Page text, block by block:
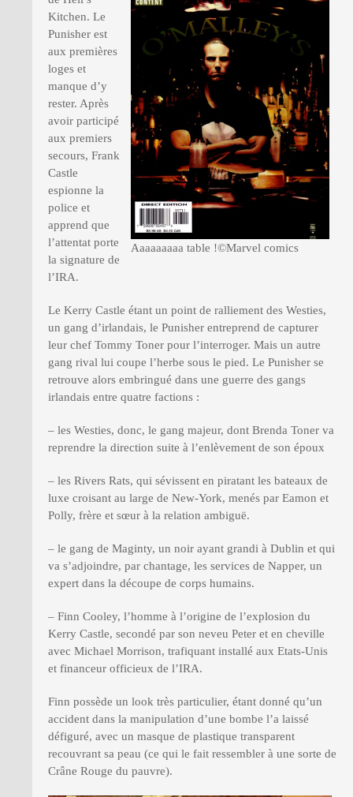
Aaaaaaaaa table !©Marvel comics
Kitchen. Le
Punisher est
aux premières
loges et
manque d’y
rester. Après
avoir participé
aux premiers
secours, Frank
Castle
espionne la
police et
apprend que
l’attentat porte
la signature de
l’IRA.
Le Kerry Castle étant un point de ralliement des Westies,
un gang d’irlandais, le Punisher entreprend de capturer
leur chef Tommy Toner pour l’interroger. Mais un autre
gang rival lui coupe l’herbe sous le pied. Le Punisher se
retrouve alors embringué dans une guerre des gangs
irlandais entre quatre factions :
– les Westies, donc, le gang majeur, dont Brenda Toner va
reprendre la direction suite à l’enlèvement de son époux
– les Rivers Rats, qui sévissent en piratant les bateaux de
luxe croisant au large de New-York, menés par Eamon et
Polly, frère et sœur à la relation ambiguë.
– le gang de Maginty, un noir ayant grandi à Dublin et qui
va s’adjoindre, par chantage, les services de Napper, un
expert dans la découpe de corps humains.
– Finn Cooley, l’homme à l’origine de l’explosion du
Kerry Castle, secondé par son neveu Peter et en cheville
avec Michael Morrison, trafiquant installé aux Etats-Unis
et financeur officieux de l’IRA.
Finn possède un look très particulier, étant donné qu’un
accident dans la manipulation d’une bombe l’a laissé
défiguré, avec un masque de plastique transparent
recouvrant sa peau (ce qui le fait ressembler à une sorte de
Crâne Rouge du pauvre).